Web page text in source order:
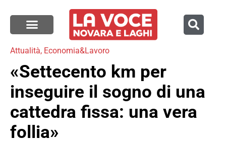
Attualità, Economia&Lavoro
«Settecento km per
inseguire il sogno di una
cattedra fissa: una vera
follia»